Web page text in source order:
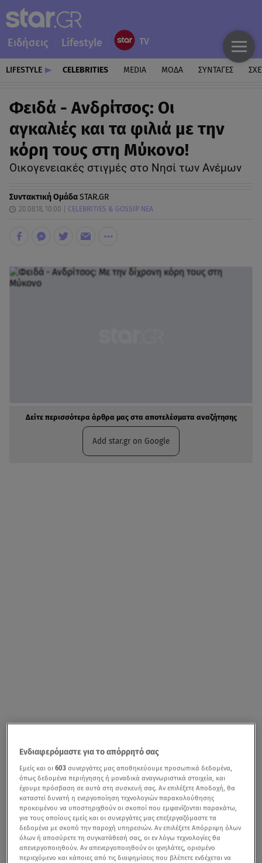
Ειδήσεις Lifestyle
LIFESTYLE CELEBRITIES MEDIA ΜΟΔΑ ΣΥΝΤΑΓΕΣ
Φειδά - Ανδρίτσος: Οι
αγκαλιές και τα φιλιά με την
κόρη τους στη Μύκονο!
Οικογενειακές στιγμές στο Νησί των Ανέμων
Συντακτική ΟμάδαSTAR.GR
20.08.18, 10:00 CELEBRITIES & GOSSIP ΝΕΑ
Δείτε περισσότερα άρθρα μας στα αποτελέσματα αναζήτησης
Add star.gr on Google
Ενδιαφερόμαστε για το απόρρητό σας
Εμείς και οι603 συνεργάτες μας αποθηκεύουμε προσωπικά δεδομένα,
όπως δεδομένα περιήγησης ή μοναδικά αναγνωριστικά στοιχεία, και
έχουμε πρόσβαση σε αυτά στη συσκευή σας. Αν επιλέξετε Αποδοχή, θα
καταστεί δυνατή η ενεργοποίηση τεχνολογιών παρακολούθησης
προκειμένου να υποστηριχθούν οι σκοποί που εμφανίζονται παρακάτω,
για τους οποίους εμείς και οι συνεργάτες μας επεξεργαζόμαστε τα
δεδομένα με σκοπό την παροχή υπηρεσιών. Αν επιλέξετε Απόρριψη όλων
όλων ή αποσύρετε τη συγκατάθεσή σας, οι εν λόγω τεχνολογίες θα
απενεργοποιηθούν. Αν απενεργοποιηθούν οι ιχνηλάτες, ορισμένο
περιεχόμενο και κάποιες από τις διαφημίσεις που βλέπετε ενδέχεται να